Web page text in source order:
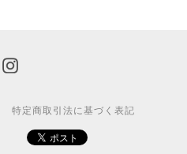
特定商取引法に基づく表記